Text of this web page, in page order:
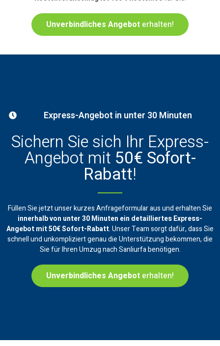
Unverbindliches Angebot erhalten!
Express-Angebot in unter 30 Minuten
Sichern Sie sich Ihr Express-
Angebot mit 50€ Sofort-
Rabatt!
Füllen Sie jetzt unser kurzes Anfrageformular aus und erhalten Sie
innerhalb von unter 30 Minuten ein detailliertes Express-
Angebot mit 50€ Sofort-Rabatt. Unser Team sorgt dafür, dass Sie
schnell und unkompliziert genau die Unterstützung bekommen, die
Sie für Ihren Umzug nach Sanliurfa benötigen.
Unverbindliches Angebot erhalten!